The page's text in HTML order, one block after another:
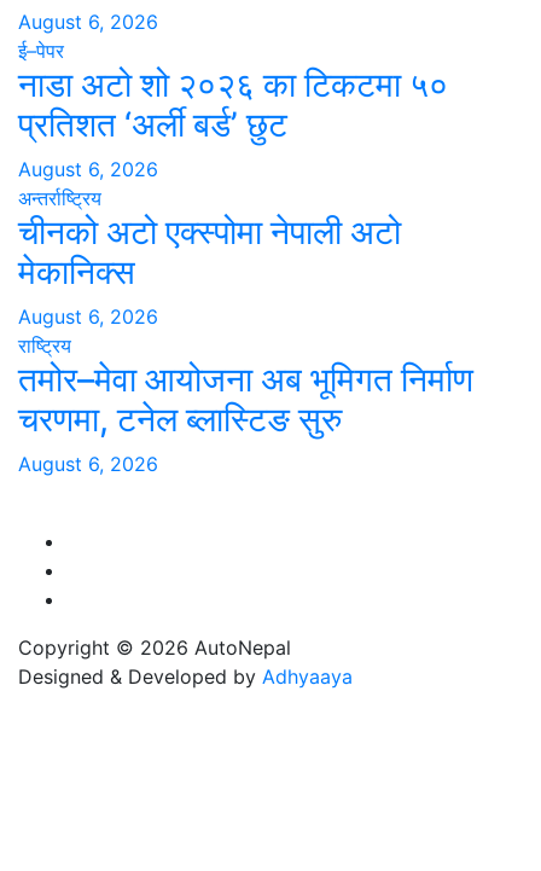
August 6, 2026
ई–पेपर
नाडा अटो शो २०२६ का टिकटमा ५०
प्रतिशत ‘अर्ली बर्ड’ छुट
August 6, 2026
अन्तर्राष्ट्रिय
चीनको अटो एक्स्पोमा नेपाली अटो
मेकानिक्स
August 6, 2026
राष्ट्रिय
तमोर–मेवा आयोजना अब भूमिगत निर्माण
चरणमा, टनेल ब्लास्टिङ सुरु
August 6, 2026
Copyright © 2026 AutoNepal
Designed & Developed by Adhyaaya